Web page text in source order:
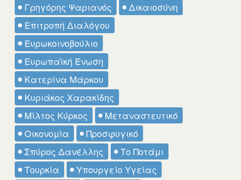
Γρηγόρης Ψαριανός
Δικαιοσύνη
Επιτροπή Διαλόγου
Ευρωκοινοβούλιο
Ευρωπαϊκή Ένωση
Κατερίνα Μάρκου
Κυριάκος Χαρακίδης
Μίλτος Κύρκος
Μεταναστευτικό
Οικονομία
Προσφυγικό
Σπύρος Δανέλλης
Το Ποτάμι
Τουρκία
Υπουργείο Υγείας